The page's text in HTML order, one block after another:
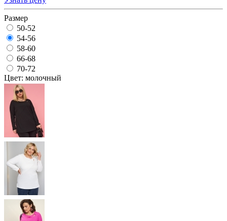
Размер
50-52
54-56
58-60
66-68
70-72
Цвет: молочный